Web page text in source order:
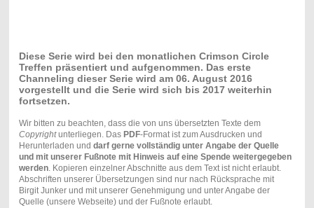
Diese Serie wird bei den monatlichen Crimson Circle
Treffen präsentiert und aufgenommen. Das erste
Channeling dieser Serie wird am 06. August 2016
vorgestellt und die Serie wird sich bis 2017 weiterhin
fortsetzen.
Wir bitten zu beachten, dass die von uns übersetzten Texte dem
Copyrightunterliegen. Das PDF-Format ist zum Ausdrucken und
Herunterladen und darf gerne vollständig unter Angabe der Quelle
und mit unserer Fußnote mit Hinweis auf eine Spende weitergegeben
werden. Kopieren einzelner Abschnitte aus dem Text ist nicht erlaubt.
Abschriften unserer Übersetzungen sind nur nach Rücksprache mit
Birgit Junker und mit unserer Genehmigung und unter Angabe der
Quelle (unsere Webseite) und der Fußnote erlaubt.